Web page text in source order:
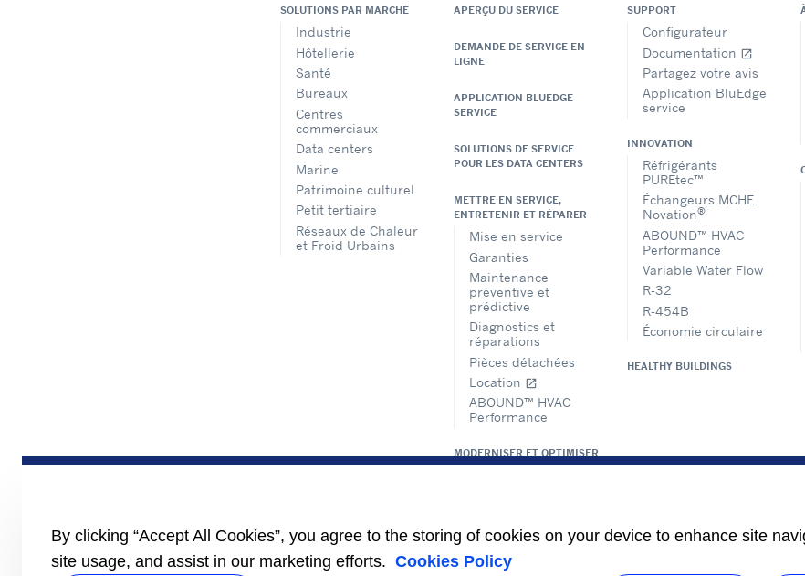
SOLUTIONS PAR MARCHÉ
Industrie
Hôtellerie
Santé
Bureaux
Centres
commerciaux
Data centers
Marine
Patrimoine culturel
Petit tertiaire
Réseaux de Chaleur
et Froid Urbains
APERÇU DU SERVICE
DEMANDE DE SERVICE EN
LIGNE
APPLICATION BLUEDGE
SERVICE
SOLUTIONS DE SERVICE
POUR LES DATA CENTERS
METTRE EN SERVICE,
ENTRETENIR ET RÉPARER
Mise en service
Garanties
Maintenance
préventive et
prédictive
Diagnostics et
réparations
Pièces détachées
Location open_in_new
ABOUND™ HVAC
Performance
MODERNISER ET OPTIMISER
Réglementations
SOLUTIONS DE
SUPPORT
Configurateur
Documentation open_in_new
Partagez votre avis
Application BluEdge
service
INNOVATION
Réfrigérants
PUREtec™
Échangeurs MCHE
Novation®
ABOUND™ HVAC
Performance
Variable Water Flow
R-32
R-454B
Économie circulaire
HEALTHY BUILDINGS
By clicking “Accept All Cookies”, you agree to the storing of cookies on your device to enhance site
site usage, and assist in our marketing efforts. Cookies Policy